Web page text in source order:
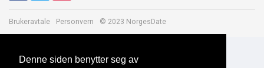
Denne siden benytter seg av
Brukeravtale Personvern © 2023 NorgesDate